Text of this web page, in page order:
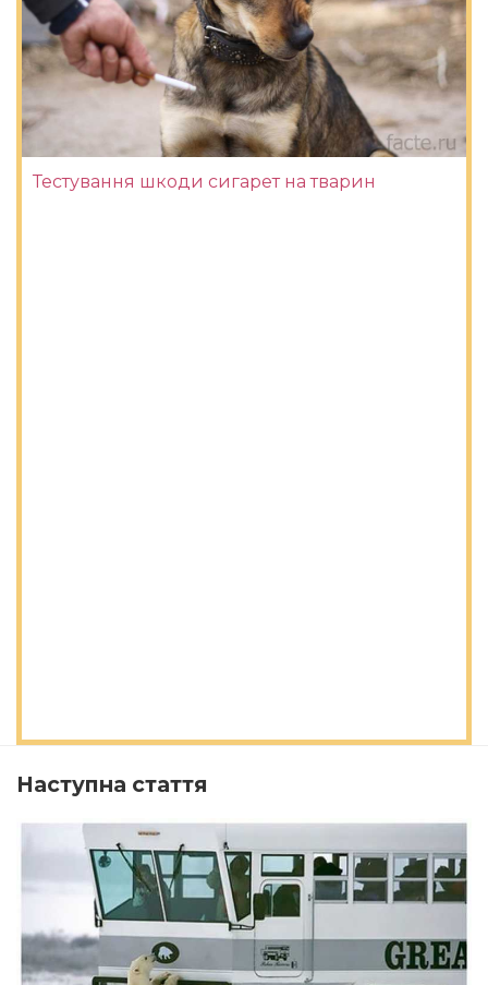
Тестування шкоди сигарет на тварин
Наступна стаття